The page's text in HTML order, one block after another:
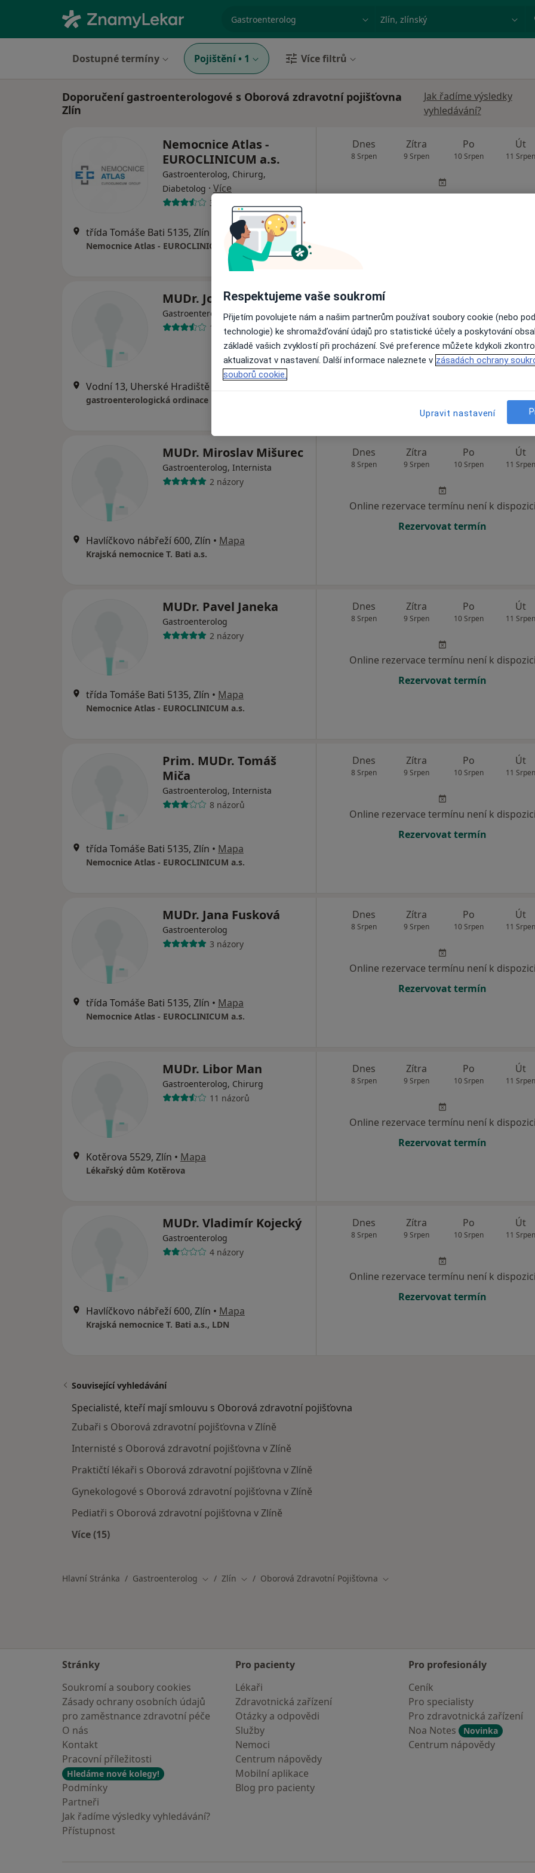
Město nebo region
Dostupné termíny Pojištění • 1 Více filtrů
Doporučení gastroenterologové s Oborová zdravotní pojišťovna
Zlín
Jak řadíme výsledky
vyhledávání?
Nemocnice Atlas -
EUROCLINICUM a.s.
Gastroenterolog, Chirurg,
Diabetolog · Více
32 názorů
třída Tomáše Bati 5135, Zlín Mapa
Nemocnice Atlas - EUROCLINICUM a.s.
Dnes
8 Srpen
Zítra
9 Srpen
Po
10 Srpen
Út
11 Srpen
Online rezervace termínu není k
MUDr. Josef Daněk
Gastroenterolog, Internista
19 názorů
Vodní 13, Uherské Hradiště
gastroenterologická ordinace
Dnes
Online rezervace termínu není k
MUDr. Miroslav Mišurec
Gastroenterolog, Internista
2 názory
Havlíčkovo nábřeží 600, Zlín • Mapa
Krajská nemocnice T. Bati a.s.
Dnes
8 Srpen
Zítra
9 Srpen
Po
10 Srpen
Út
11 Srpen
Online rezervace termínu není k dispozici
Rezervovat termín
MUDr. Pavel Janeka
Gastroenterolog
2 názory
třída Tomáše Bati 5135, Zlín • Mapa
Nemocnice Atlas - EUROCLINICUM a.s.
Dnes
8 Srpen
Zítra
9 Srpen
Po
10 Srpen
Út
11 Srpen
Online rezervace termínu není k dispozici
Rezervovat termín
Prim. MUDr. Tomáš
Miča
Gastroenterolog, Internista
8 názorů
třída Tomáše Bati 5135, Zlín • Mapa
Nemocnice Atlas - EUROCLINICUM a.s.
Dnes
8 Srpen
Zítra
9 Srpen
Po
10 Srpen
Út
11 Srpen
Online rezervace termínu není k dispozici
Rezervovat termín
MUDr. Jana Fusková
Gastroenterolog
3 názory
třída Tomáše Bati 5135, Zlín • Mapa
Nemocnice Atlas - EUROCLINICUM a.s.
Dnes
8 Srpen
Zítra
9 Srpen
Po
10 Srpen
Út
11 Srpen
Online rezervace termínu není k dispozici
Rezervovat termín
MUDr. Libor Man
Gastroenterolog, Chirurg
11 názorů
Kotěrova 5529, Zlín • Mapa
Lékařský dům Kotěrova
Dnes
8 Srpen
Zítra
9 Srpen
Po
10 Srpen
Út
11 Srpen
Online rezervace termínu není k dispozici
Rezervovat termín
MUDr. Vladimír Kojecký
Gastroenterolog
4 názory
Havlíčkovo nábřeží 600, Zlín • Mapa
Krajská nemocnice T. Bati a.s., LDN
Dnes
8 Srpen
Zítra
9 Srpen
Po
10 Srpen
Út
11 Srpen
Online rezervace termínu není k dispozici
Rezervovat termín
Související vyhledávání
Specialisté, kteří mají smlouvu s Oborová zdravotní pojišťovna
Zubaři s Oborová zdravotní pojišťovna v Zlíně
Internisté s Oborová zdravotní pojišťovna v Zlíně
Praktičtí lékaři s Oborová zdravotní pojišťovna v Zlíně
Gynekologové s Oborová zdravotní pojišťovna v Zlíně
Pediatři s Oborová zdravotní pojišťovna v Zlíně
Více (15)
Hlavní Stránka Gastroenterolog Změna města
Zlín Změna města
Oborová Zdravotní Pojišťovna Změna města
Stránky
Soukromí a soubory cookies
Zásady ochrany osobních údajů
pro zaměstnance zdravotní péče
O nás
Kontakt
Pracovní příležitosti
Hledáme nové kolegy!
Podmínky
Partneři
Jak řadíme výsledky vyhledávání?
Přístupnost
Pro pacienty
Lékaři
Zdravotnická zařízení
Otázky a odpovědi
Služby
Nemoci
Centrum nápovědy
Mobilní aplikace
Blog pro pacienty
Pro profesionály
Ceník
Pro specialisty
Pro zdravotnická zařízení
Noa Notes
Novinka
Centrum nápovědy
Respektujeme vaše soukromí
Přijetím povolujete nám a našim partnerům používat soubory cookie (nebo
technologie) ke shromažďování údajů pro statistické účely a poskytování
základě vašich zvyklostí při procházení. Své preference můžete kdykoli
aktualizovat v nastavení. Další informace naleznete v zásadách ochrany
souborů cookie.
Upravit nastavení